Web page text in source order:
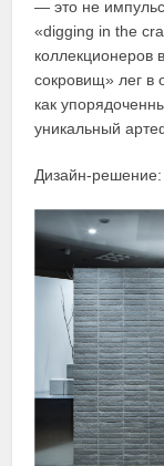
— это не
«digging in the
коллекционеров
сокровищ» лег в
как
уникальный
Дизайн-решение: